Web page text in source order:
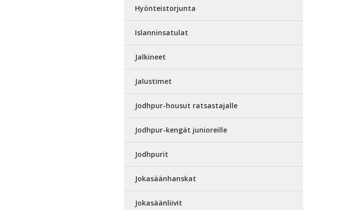
Hyönteistorjunta
Islanninsatulat
Jalkineet
Jalustimet
Jodhpur-housut ratsastajalle
Jodhpur-kengät junioreille
Jodhpurit
Jokasäänhanskat
Jokasäänliivit